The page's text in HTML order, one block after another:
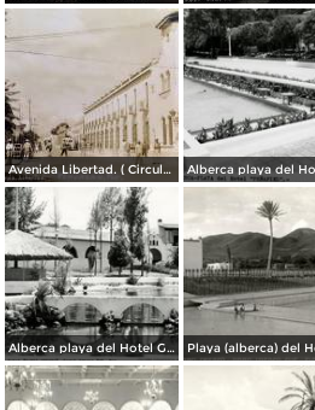
Avenida Libertad. ( Circulada el 5 de Abril de 1945 ).
Alberca playa del Hotel Garci Crespo